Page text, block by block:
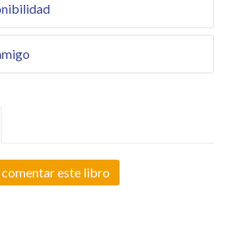
comentar este libro